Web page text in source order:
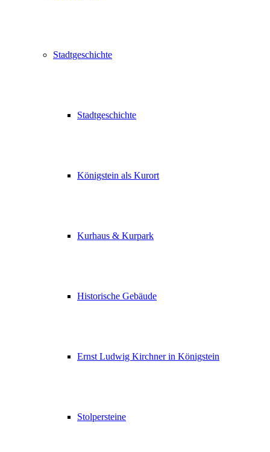
Stadtgeschichte
Stadtgeschichte
Königstein als Kurort
Kurhaus & Kurpark
Historische Gebäude
Ernst Ludwig Kirchner in Königstein
Stolpersteine